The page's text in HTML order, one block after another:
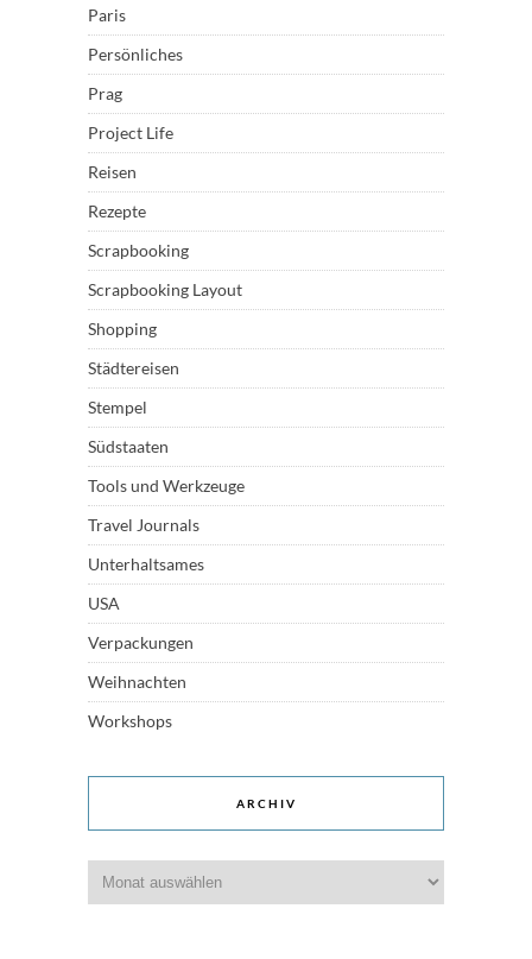
Paris
Persönliches
Prag
Project Life
Reisen
Rezepte
Scrapbooking
Scrapbooking Layout
Shopping
Städtereisen
Stempel
Südstaaten
Tools und Werkzeuge
Travel Journals
Unterhaltsames
USA
Verpackungen
Weihnachten
Workshops
ARCHIV